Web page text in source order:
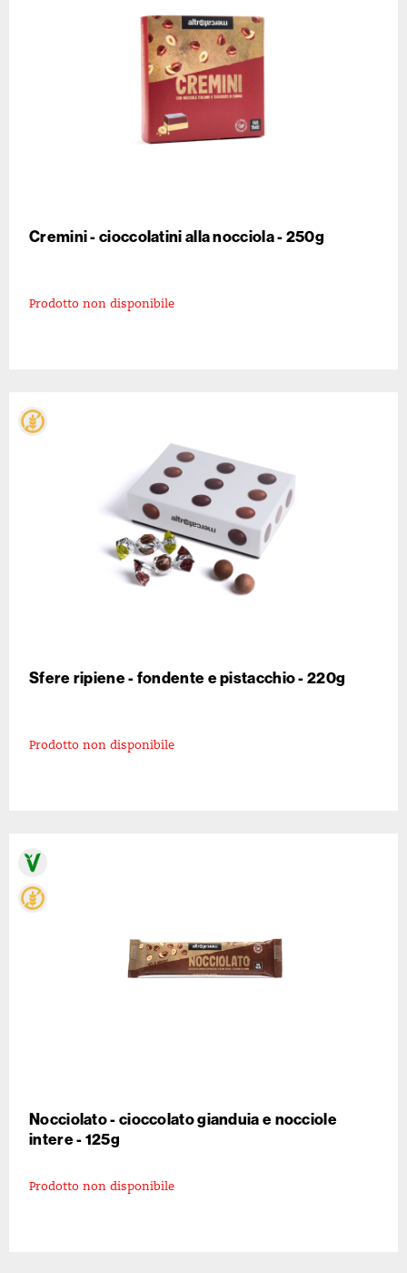
Cremini - cioccolatini alla nocciola - 250g
Prodotto non disponibile
Sfere ripiene - fondente e pistacchio - 220g
Prodotto non disponibile
Nocciolato - cioccolato gianduia e nocciole
intere - 125g
Prodotto non disponibile